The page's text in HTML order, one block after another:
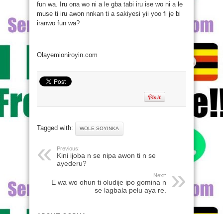
fun wa. Iru ona wo ni a le gba tabi iru ise wo ni a le
muse ti iru awon nnkan ti a sakiyesi yii yoo fi je bi
iranwo fun wa?
Olayemioniroyin.com
Tagged with: WOLE SOYINKA
Previous:
Kini ijoba n se nipa awon ti n se
ayederu?
Next:
E wa wo ohun ti oludije ipo gomina n
se lagbala pelu aya re.